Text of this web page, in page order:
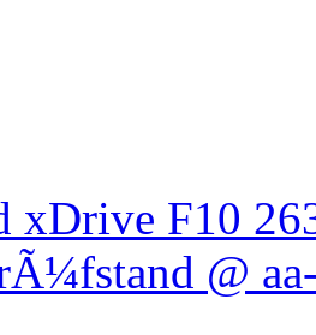
xDrive F10
@